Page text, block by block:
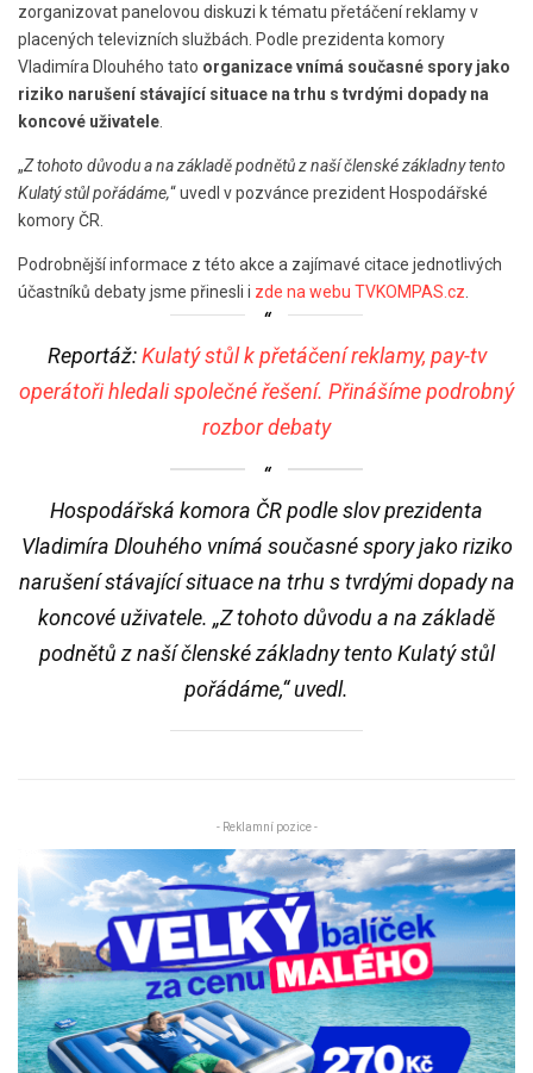
zorganizovat panelovou diskuzi k tématu přetáčení reklamy v
placených televizních službách. Podle prezidenta komory
Vladimíra Dlouhého tato organizace vnímá současné spory jako
riziko narušení stávající situace na trhu s tvrdými dopady na
koncové uživatele
„Z tohoto důvodu a na základě podnětů z naší členské základny tento
Kulatý stůl pořádáme,“ uvedl v pozvánce prezident Hospodářské
komory ČR.
Podrobnější informace z této akce a zajímavé citace jednotlivých
účastníků debaty jsme přinesli i zde na webu TVKOMPAS.cz
Reportáž:Kulatý stůl k přetáčení reklamy, pay-tv
operátoři hledali společné řešení. Přinášíme podrobný
rozbor debaty
Hospodářská komora ČR podle slov prezidenta
Vladimíra Dlouhého vnímá současné spory jako riziko
narušení stávající situace na trhu s tvrdými dopady na
koncové uživatele. „Z tohoto důvodu a na základě
podnětů z naší členské základny tento Kulatý stůl
pořádáme,“ uvedl.
- Reklamní pozice -